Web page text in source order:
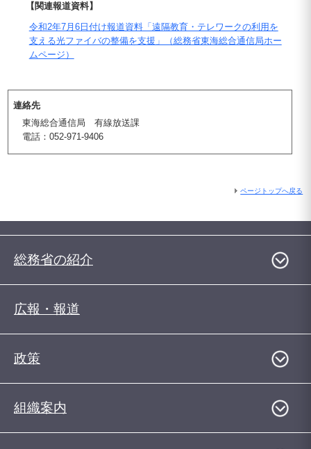
【関連報道資料】
令和2年7月6日付け報道資料「遠隔教育・テレワークの利用を
支える光ファイバの整備を支援」（総務省東海総合通信局ホー
ムページ）
連絡先
東海総合通信局 有線放送課
電話：052-971-9406
ページトップへ戻る
総務省の紹介
広報・報道
政策
組織案内